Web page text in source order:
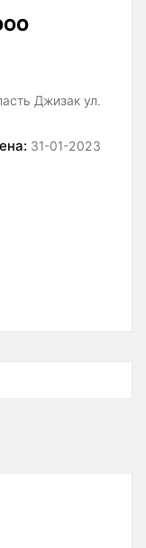
Джизак ул.
31-01-2023